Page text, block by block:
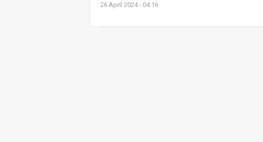
26 April 2024 - 04:16